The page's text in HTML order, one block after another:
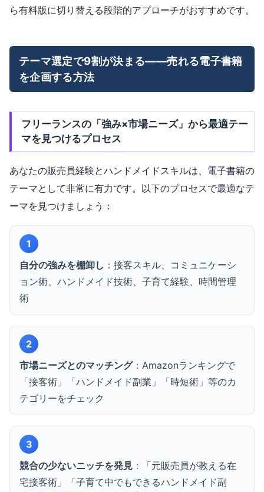
ら有料版に切り替える段階的アプローチがおすすめです。
テーマ選定で9割が決まる——売れる電子書籍
を企画する方法
フリーランスの「強み×市場ニーズ」から最適テー
マを見つけるプロセス
あなたの販売員経験とハンドメイドスキルは、電子書籍の
テーマとして非常に有力です。以下のプロセスで最適なテ
ーマを見つけましょう：
1
自分の強みを棚卸し ：接客スキル、コミュニケーシ
ョン術、ハンドメイド技術、子育て経験、時間管理
術
2
市場ニーズとのマッチング：Amazonランキングで
「接客術」「ハンドメイド副業」「時短術」等のカ
テゴリーをチェック
3
競合の少ないニッチを発見 ：「元販売員が教える在
宅接客術」「子育て中でもできるハンドメイド副